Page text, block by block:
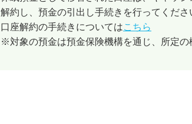
解約し、預金の引出し手続きを行ってくださ
口座解約の手続きについてはこちら
※対象の預金は預金保険機構を通じ、所定